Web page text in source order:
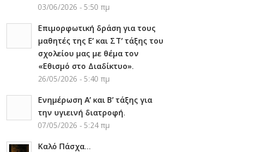
03/06/2026 - 5:50 πμ
Επιμορφωτική δράση για τους
μαθητές της Ε’ και ΣΤ’ τάξης του
σχολείου μας με θέμα τον
«Εθισμό στο Διαδίκτυο».
26/05/2026 - 5:40 πμ
Ενημέρωση Α’ και Β’ τάξης για
την υγιεινή διατροφή.
07/05/2026 - 5:24 πμ
Καλό Πάσχα…